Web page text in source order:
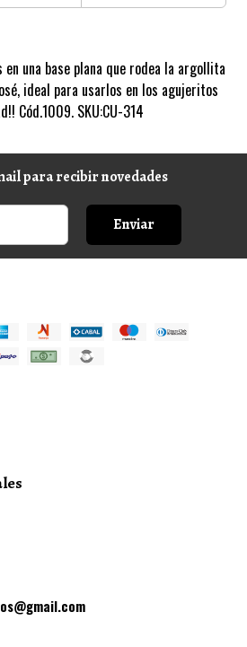
una base plana que rodea la argollita
ideal para usarlos en los agujeritos
Cód.1009. SKU:CU-314
para recibir novedades
Enviar